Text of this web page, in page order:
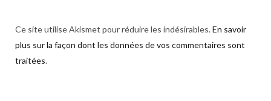
Ce site utilise Akismet pour réduire les indésirables.En savoir
plus sur la façon dont les données de vos commentaires sont
traitées.